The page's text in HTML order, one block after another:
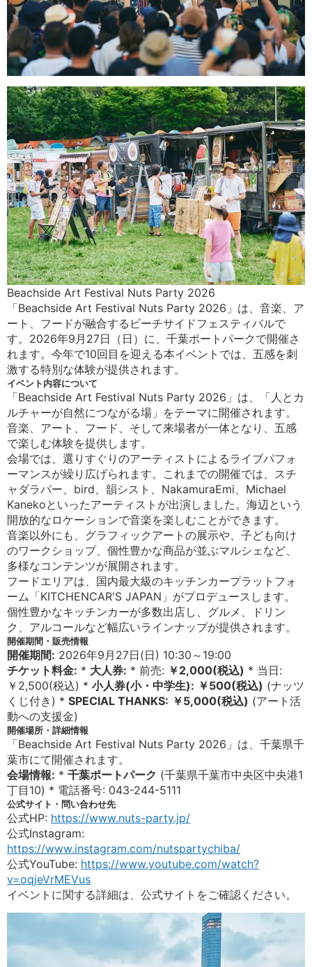
Beachside Art Festival Nuts Party 2026
「Beachside Art Festival Nuts Party 2026」は、音楽、ア
ート、フードが融合するビーチサイドフェスティバルで
す。2026年9月27日（日）に、千葉ポートパークで開催さ
れます。今年で10回目を迎える本イベントでは、五感を刺
激する特別な体験が提供されます。
イベント内容について
「Beachside Art Festival Nuts Party 2026」は、「人とカ
ルチャーが自然につながる場」をテーマに開催されます。
音楽、アート、フード、そして来場者が一体となり、五感
で楽しむ体験を提供します。
会場では、選りすぐりのアーティストによるライブパフォ
ーマンスが繰り広げられます。これまでの開催では、スチ
ャダラパー、bird、韻シスト、NakamuraEmi、Michael
Kanekoといったアーティストが出演しました。海辺という
開放的なロケーションで音楽を楽しむことができます。
音楽以外にも、グラフィックアートの展示や、子ども向け
のワークショップ、個性豊かな商品が並ぶマルシェなど、
多様なコンテンツが展開されます。
フードエリアは、国内最大級のキッチンカープラットフォ
ーム「KITCHENCAR'S JAPAN」がプロデュースします。
個性豊かなキッチンカーが多数出店し、グルメ、ドリン
ク、アルコールなど幅広いラインナップが提供されます。
開催期間・販売情報
開催期間: 2026年9月27日(日) 10:30～19:00
チケット料金: * 大人券: * 前売: ￥2,000(税込) * 当日:
￥2,500(税込) * 小人券(小・中学生): ￥500(税込) (ナッツ
くじ付き) * SPECIAL THANKS: ￥5,000(税込) (アート活
動への支援金)
開催場所・詳細情報
「Beachside Art Festival Nuts Party 2026」は、千葉県千
葉市にて開催されます。
会場情報: * 千葉ポートパーク (千葉県千葉市中央区中央港1
丁目10) * 電話番号: 043-244-5111
公式サイト・問い合わせ先
公式HP: https://www.nuts-party.jp/
公式Instagram:
https://www.instagram.com/nutspartychiba/
公式YouTube: https://www.youtube.com/watch?
v=oqjeVrMEVus
イベントに関する詳細は、公式サイトをご確認ください。